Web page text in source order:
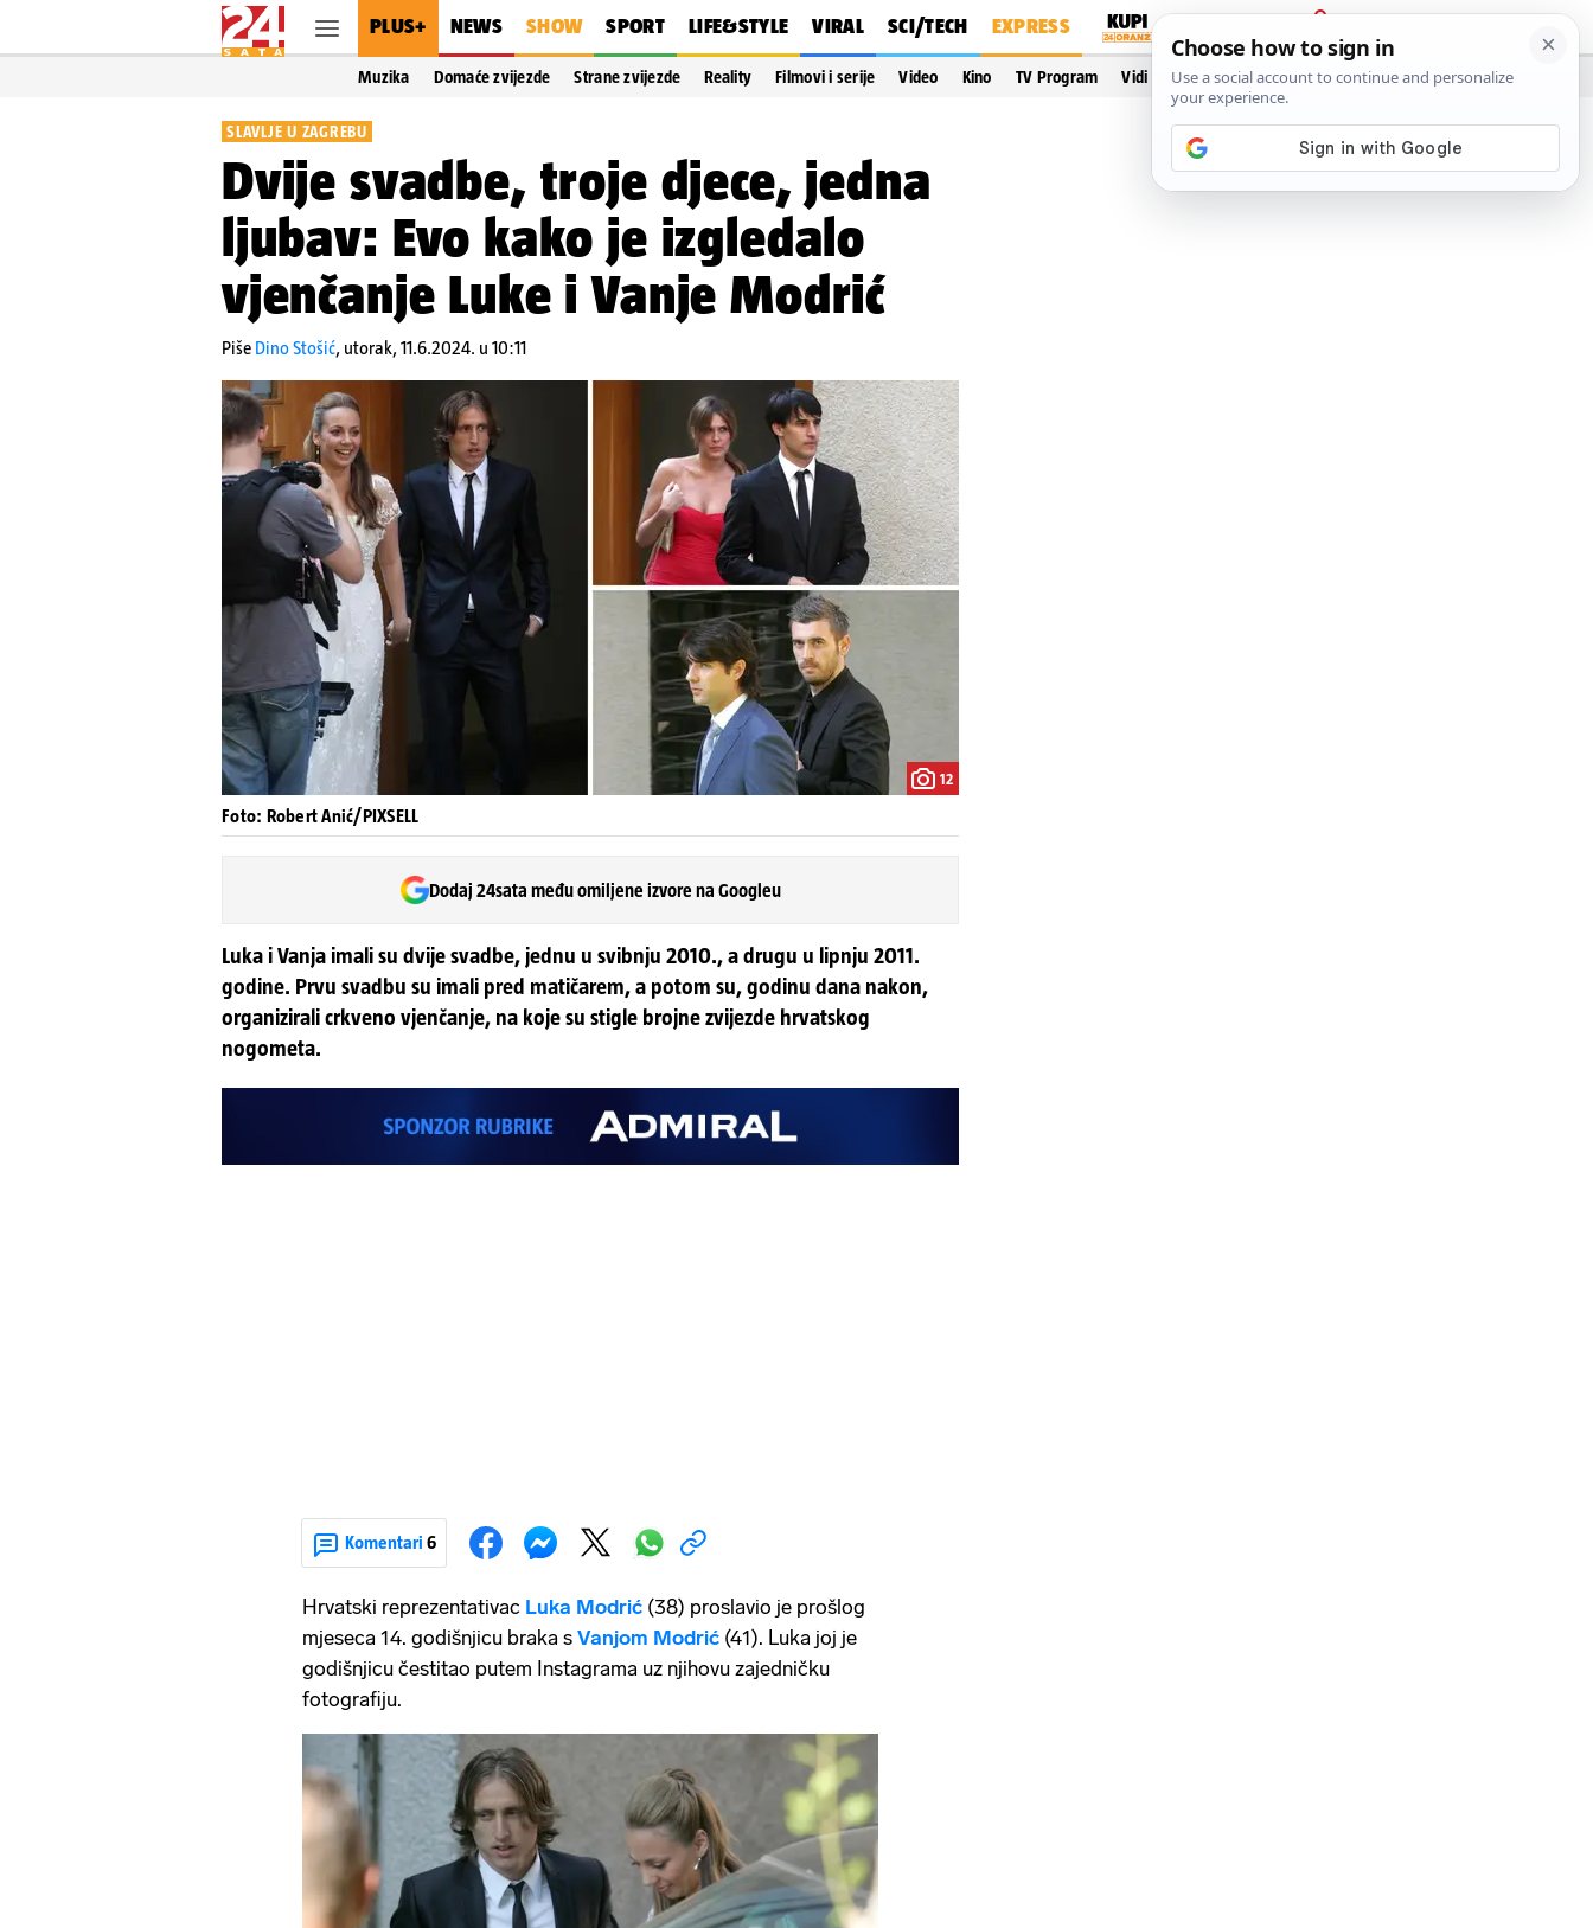
PLUS+ NEWS SHOW SPORT LIFE&STYLE VIRAL SCI/TECH EXPRESS
PRIJAVA
Muzika Domaće zvijezde Strane zvijezde Reality Filmovi i serije Video Kino TV Program Vidi još…
SLAVLJE U ZAGREBU
Dvije svadbe, troje djece, jedna
ljubav: Evo kako je izgledalo
vjenčanje Luke i Vanje Modrić
Piše Dino Stošić, utorak, 11.6.2024. u 10:11
12
Foto: Robert Anić/PIXSELL
Dodaj 24sata među omiljene izvore na Googleu
Luka i Vanja imali su dvije svadbe, jednu u svibnju 2010., a drugu u lipnju 2011.
godine. Prvu svadbu su imali pred matičarem, a potom su, godinu dana nakon,
organizirali crkveno vjenčanje, na koje su stigle brojne zvijezde hrvatskog
nogometa.
Komentari 6
Hrvatski reprezentativac Luka Modrić (38) proslavio je prošlog
mjeseca 14. godišnjicu braka s Vanjom Modrić (41). Luka joj je
godišnjicu čestitao putem Instagrama uz njihovu zajedničku
fotografiju.